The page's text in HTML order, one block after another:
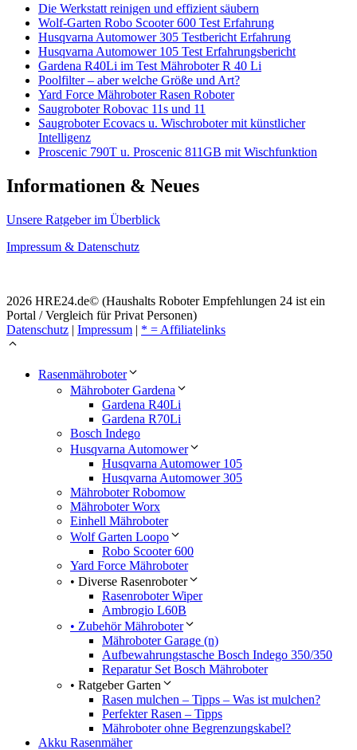
Die Werkstatt reinigen und effizient säubern
Wolf-Garten Robo Scooter 600 Test Erfahrung
Husqvarna Automower 305 Testbericht Erfahrung
Husqvarna Automower 105 Test Erfahrungsbericht
Gardena R40Li im Test Mähroboter R 40 Li
Poolfilter – aber welche Größe und Art?
Yard Force Mähroboter Rasen Roboter
Saugroboter Robovac 11s und 11
Saugroboter Ecovacs u. Wischroboter mit künstlicher
Intelligenz
Proscenic 790T u. Proscenic 811GB mit Wischfunktion
Informationen & Neues
Unsere Ratgeber im Überblick
Impressum & Datenschutz
2026 HRE24.de© (Haushalts Roboter Empfehlungen 24 ist ein
Portal / Vergleich für Privat Personen)
Datenschutz | Impressum | * = Affiliatelinks
Rasenmähroboter
Mähroboter Gardena
Gardena R40Li
Gardena R70Li
Bosch Indego
Husqvarna Automower
Husqvarna Automower 105
Husqvarna Automower 305
Mähroboter Robomow
Mähroboter Worx
Einhell Mähroboter
Wolf Garten Loopo
Robo Scooter 600
Yard Force Mähroboter
• Diverse Rasenroboter
Rasenroboter Wiper
Ambrogio L60B
• Zubehör Mähroboter
Mähroboter Garage (n)
Aufbewahrungstasche Bosch Indego 350/350
Reparatur Set Bosch Mähroboter
• Ratgeber Garten
Rasen mulchen – Tipps – Was ist mulchen?
Perfekter Rasen – Tipps
Mähroboter ohne Begrenzungskabel?
Akku Rasenmäher